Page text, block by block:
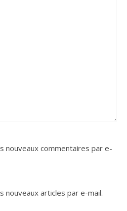
nouveaux commentaires par e-
nouveaux articles par e-mail.